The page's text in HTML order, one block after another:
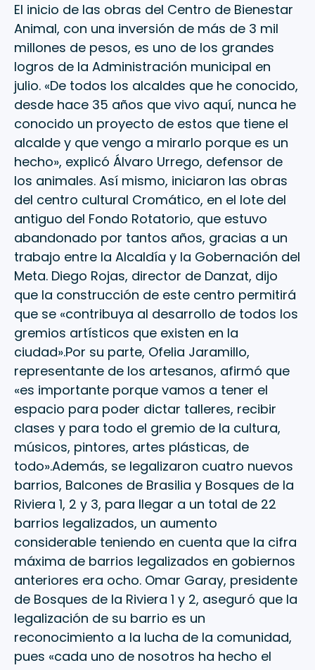
El inicio de las obras del Centro de Bienestar
Animal, con una inversión de más de 3 mil
millones de pesos, es uno de los grandes
logros de la Administración municipal en
julio. «De todos los alcaldes que he conocido,
desde hace 35 años que vivo aquí, nunca he
conocido un proyecto de estos que tiene el
alcalde y que vengo a mirarlo porque es un
hecho», explicó Álvaro Urrego, defensor de
los animales. Así mismo, iniciaron las obras
del centro cultural Cromático, en el lote del
antiguo del Fondo Rotatorio, que estuvo
abandonado por tantos años, gracias a un
trabajo entre la Alcaldía y la Gobernación del
Meta. Diego Rojas, director de Danzat, dijo
que la construcción de este centro permitirá
que se «contribuya al desarrollo de todos los
gremios artísticos que existen en la
ciudad».Por su parte, Ofelia Jaramillo,
representante de los artesanos, afirmó que
«es importante porque vamos a tener el
espacio para poder dictar talleres, recibir
clases y para todo el gremio de la cultura,
músicos, pintores, artes plásticas, de
todo».Además, se legalizaron cuatro nuevos
barrios, Balcones de Brasilia y Bosques de la
Riviera 1, 2 y 3, para llegar a un total de 22
barrios legalizados, un aumento
considerable teniendo en cuenta que la cifra
máxima de barrios legalizados en gobiernos
anteriores era ocho. Omar Garay, presidente
de Bosques de la Riviera 1 y 2, aseguró que la
legalización de su barrio es un
reconocimiento a la lucha de la comunidad,
pues «cada uno de nosotros ha hecho el